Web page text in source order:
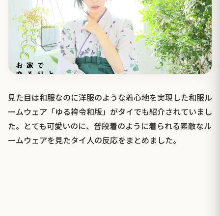
見た目は和服なのに洋服のような着心地を実現した和服ル
ームウェア「ゆる袴令和版」がタイでも紹介されていまし
た。とても可愛いのに、普段着のように着られる素敵なル
ームウェアを見たタイ人の反応をまとめました。